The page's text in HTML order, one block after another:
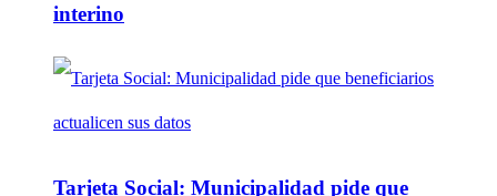
interino
Tarjeta Social: Municipalidad pide que